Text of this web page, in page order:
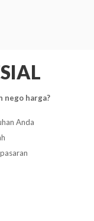
nego harga?
Anda